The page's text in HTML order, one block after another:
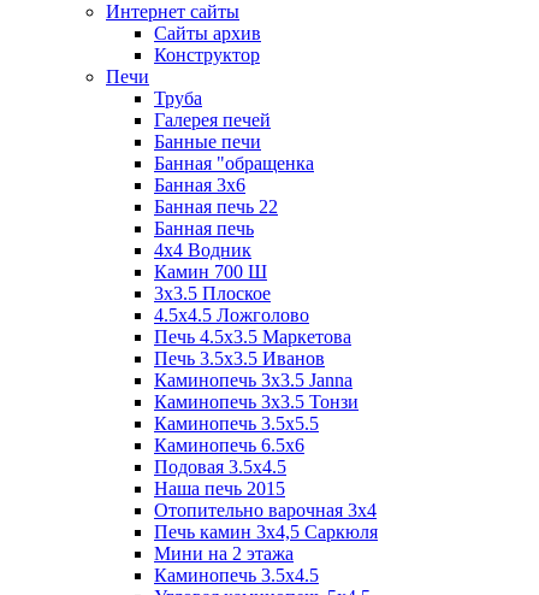
Интернет сайты
Сайты архив
Конструктор
Печи
Труба
Галерея печей
Банные печи
Банная "обращенка
Банная 3х6
Банная печь 22
Банная печь
4х4 Водник
Камин 700 Ш
3x3.5 Плоское
4.5x4.5 Ложголово
Печь 4.5x3.5 Маркетова
Печь 3.5x3.5 Иванов
Каминопечь 3x3.5 Janna
Каминопечь 3x3.5 Тонзи
Каминопечь 3.5х5.5
Каминопечь 6.5x6
Подовая 3.5х4.5
Наша печь 2015
Отопительно варочная 3х4
Печь камин 3х4,5 Саркюля
Мини на 2 этажа
Каминопечь 3.5х4.5